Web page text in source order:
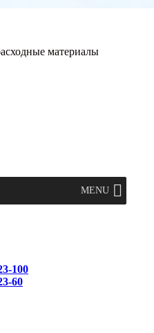
материалы
MENU
100
60